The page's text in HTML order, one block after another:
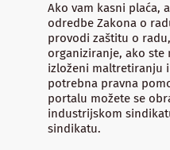
Ako vam kasni plaća,
odredbe Zakona o
provodi zaštitu o
organiziranje, ako ste
izloženi maltretiranju
potrebna pravna
portalu možete se
industrijskom
sindikatu.